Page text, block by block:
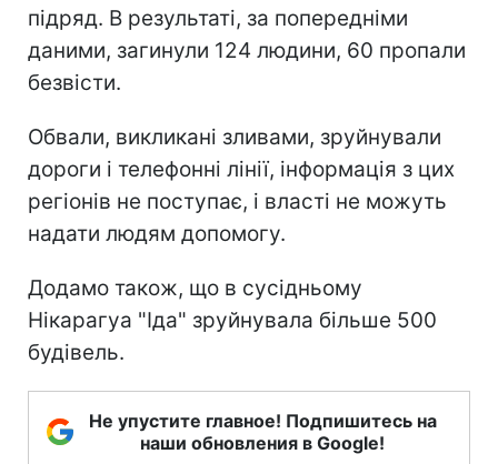
підряд. В результаті, за попередніми
даними, загинули 124 людини, 60 пропали
безвісти.
Обвали, викликані зливами, зруйнували
дороги і телефонні лінії, інформація з цих
регіонів не поступає, і власті не можуть
надати людям допомогу.
Додамо також, що в сусідньому
Нікарагуа "Іда" зруйнувала більше 500
будівель.
Не упустите главное! Подпишитесь на
наши обновления в Google!